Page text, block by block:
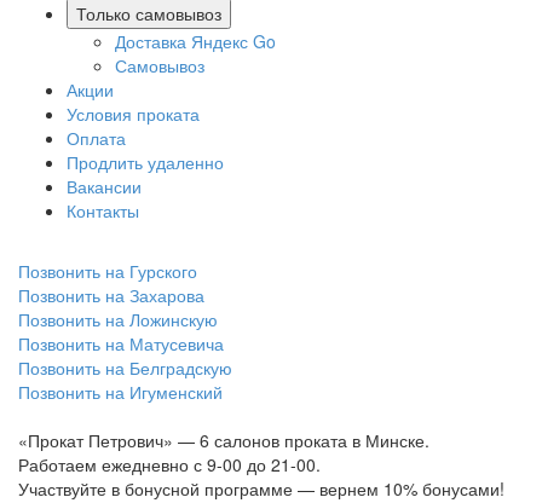
Только самовывоз
Доставка Яндекс Go
Самовывоз
Акции
Условия проката
Оплата
Продлить удаленно
Вакансии
Контакты
Позвонить на Гурского
Позвонить на Захарова
Позвонить на Ложинскую
Позвонить на Матусевича
Позвонить на Белградскую
Позвонить на Игуменский
«Прокат Петрович» — 6 салонов проката в Минске.
Работаем ежедневно с 9-00 до 21-00.
Участвуйте в бонусной программе — вернем 10% бонусами!